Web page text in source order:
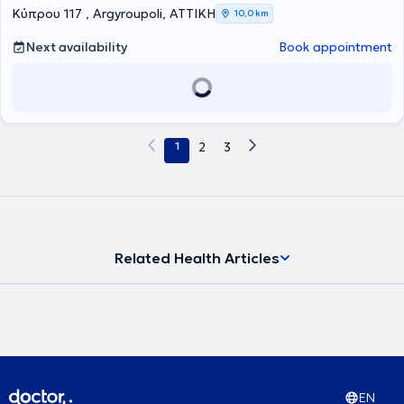
the General Hospital of Athens Evangelismos and Head of the
Diabetology Clinic of the 3rd Internal Medicine Department of the
same hospital. She has participated as a speaker in numerous
medical conferences and scientific seminars and possesses a rich
Κύπρου 117 , Argyroupoli, ΑΤΤΙΚΗ 10,0 km
Next availability Book appointment
1 2 3
Related Health Articles
EN